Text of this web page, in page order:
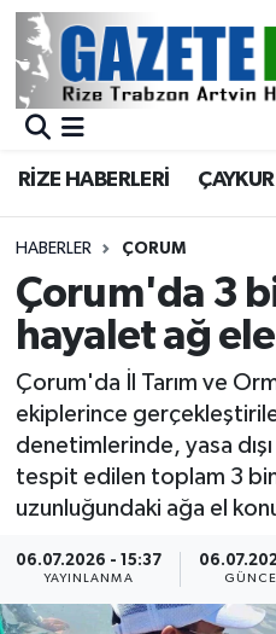
RİZE HABERLERİ
HABERLER ÇORUM
Çorum'da 3
hayalet ağ
Çorum'da İl Tarım ve
ekiplerince
denetimlerinde, yasa dışı
tespit edilen toplam 3
uzunluğundaki ağa el
06.07.2026 - 15:37
YAYINLANMA
BÖLGEMİZ
Asayiş
Rize Jandarma
Bilim Teknoloji
Advertising news
Canlı Maç
ÇEVRE
Merkez Nöbetçi
Merkez Trafik
Süper Lig Puan
Tüm Manşetler
Haber Arşivi